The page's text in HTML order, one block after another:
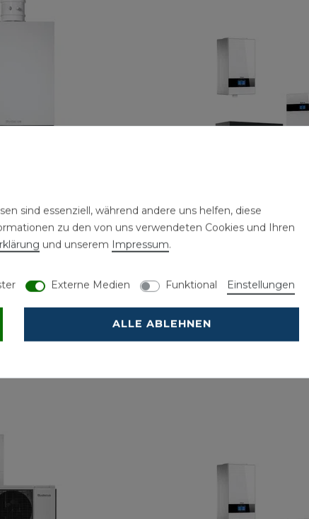
GBH172i.2 30 kW DW
Buderus Luft/Wasser-
Logatherm WLW176i-
Energielabel
10.496,69 € *
Versandkostenfrei
sind essenziell, während andere uns helfen, diese
zu den von uns verwendeten Cookies und Ihren
und unserem Impressum.
Externe Medien Funktional Einstellungen
ALLE ABLEHNEN